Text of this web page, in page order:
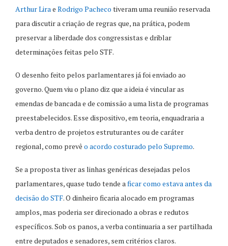
Arthur Lira e Rodrigo Pacheco tiveram uma reunião reservada
para discutir a criação de regras que, na prática, podem
preservar a liberdade dos congressistas e driblar
determinações feitas pelo STF.
O desenho feito pelos parlamentares já foi enviado ao
governo. Quem viu o plano diz que a ideia é vincular as
emendas de bancada e de comissão a uma lista de programas
preestabelecidos. Esse dispositivo, em teoria, enquadraria a
verba dentro de projetos estruturantes ou de caráter
regional, como prevê o acordo costurado pelo Supremo.
Se a proposta tiver as linhas genéricas desejadas pelos
parlamentares, quase tudo tende a ficar como estava antes da
decisão do STF. O dinheiro ficaria alocado em programas
amplos, mas poderia ser direcionado a obras e redutos
específicos. Sob os panos, a verba continuaria a ser partilhada
entre deputados e senadores, sem critérios claros.